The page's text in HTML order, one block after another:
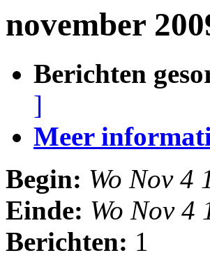
november
Berichten
]
Meer
Begin: Wo Nov 4
Einde: Wo Nov 4
Berichten: 1